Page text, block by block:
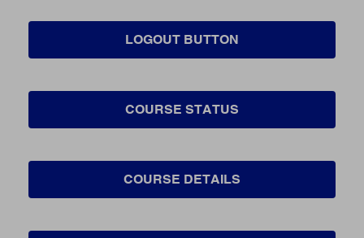
LOGOUT BUTTON
COURSE STATUS
COURSE DETAILS